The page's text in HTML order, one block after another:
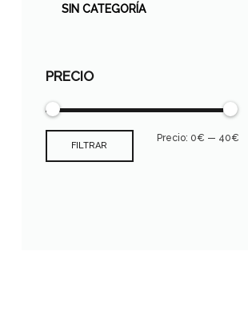
SIN CATEGORÍA
PRECIO
FILTRAR
Precio: 0€ — 40€